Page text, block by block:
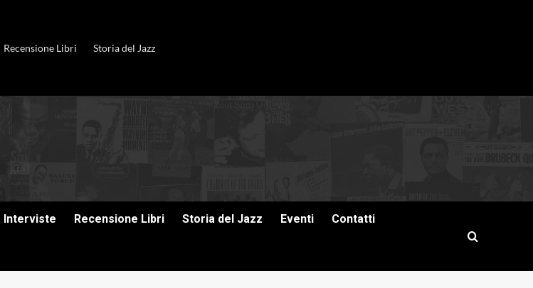
Recensione Libri Storia del Jazz
Interviste Recensione Libri Storia del Jazz Eventi Contatti